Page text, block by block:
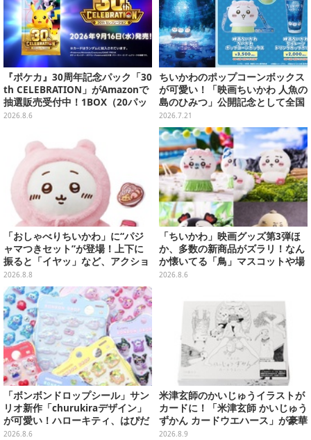
『ポケカ』30周年記念パック「30
th CELEBRATION」がAmazonで
抽選販売受付中！1BOX（20パッ
ク入り）
2026.8.6
ちいかわのポップコーンボックス
が可愛い！「映画ちいかわ 人魚の
島のひみつ」公開記念として全国
劇場で販売決定、セイレーンドリ
ンクカップホルダーも
2026.7.21
「おしゃべりちいかわ」に“パジ
ャマつきセット”が登場！上下に
振ると「イヤッ」など、アクショ
ンに応じて喋ってくれる
2026.8.8
「ちいかわ」映画グッズ第3弾ほ
か、多数の新商品がズラリ！なん
か懐いてる「鳥」マスコットや場
面写アイテムなど必見のラインナ
2026.8.6
「ボンボンドロップシール」サン
リオ新作「churukiraデザイン」
が可愛い！ハローキティ、はぴだ
んぶいなど全8種類が順次展開
2026.8.6
米津玄師のかいじゅうイラストが
カードに！「米津玄師 かいじゅう
ずかん カードウエハース」が豪華
ラインナップ
2026.8.9